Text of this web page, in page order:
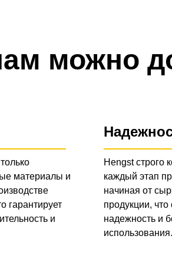
можно
материалы и
гарантирует
и
Hengst строго
каждый этап
начиная от
продукции, что
надежность и
использования.